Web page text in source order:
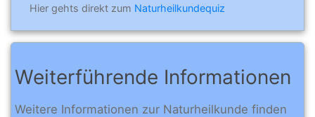
Hier gehts direkt zum Naturheilkundequiz
Weiterführende Informationen
Weitere Informationen zur Naturheilkunde finden